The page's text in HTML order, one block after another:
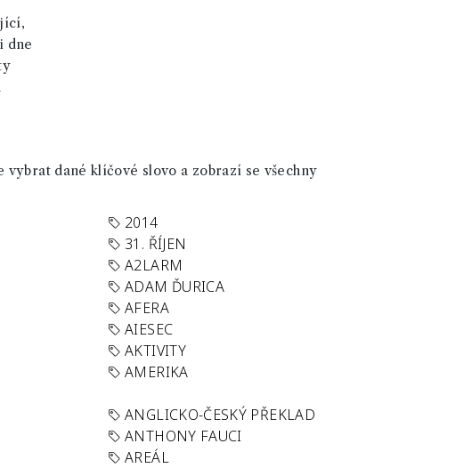
dne
vybrat dané klíčové slovo a zobrazí se všechny
2014
31. ŘÍJEN
A2LARM
ADAM ĎURICA
AFERA
AIESEC
AKTIVITY
AMERIKA
ANGLICKO-ČESKÝ PŘEKLAD
ANTHONY FAUCI
AREÁL